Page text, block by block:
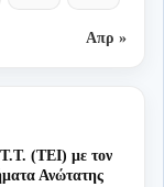
Απρ »
(ΤΕΙ) με τον
Ανώτατης